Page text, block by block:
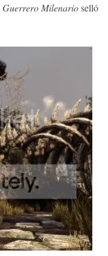
Guerrero Milenarioselló